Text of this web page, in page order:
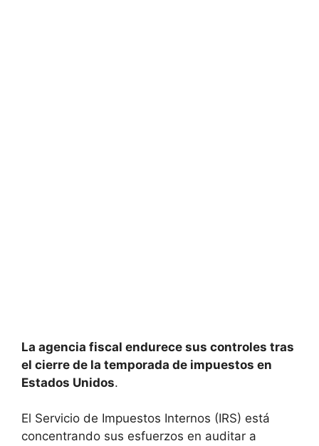
La agencia fiscal endurece sus controles tras
el cierre de la temporada de impuestos en
Estados Unidos.
El Servicio de Impuestos Internos (IRS) está
concentrando sus esfuerzos en auditar a